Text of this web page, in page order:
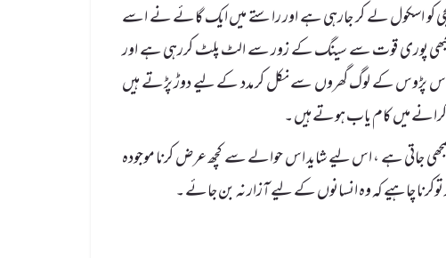
کو اسکول لے کر جارہی ہے اور راستے میں ایک گائے نے اسے
کبھی پوری قوت سے سینگ کے زور سے الٹ پلٹ کررہی ہے اور
پاس پڑوس کے لوگ گھروں سے نکل کر مدد کے لیے دوڑ پڑتے ہیں
میں کام یاب ہوتے ہیں ۔
جاتی ہے ، اس لیے شاید اس حوالے سے کچھ عرض کرنا موجودہ
چاہیے کہ وہ انسانوں کے لیے آزار نہ بن جائے ۔